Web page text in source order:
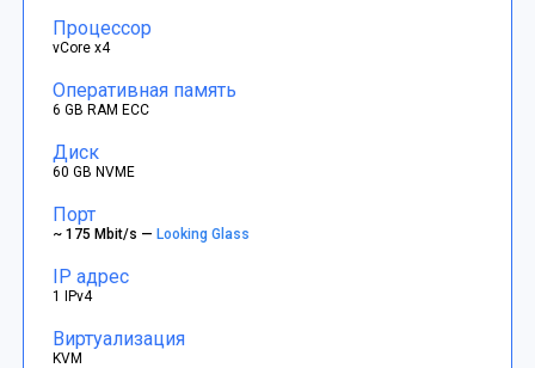
Процессор
vCore x4
Оперативная память
6 GB RAM ECC
Диск
60 GB NVME
Порт
~ 175 Mbit/s —Looking Glass
IP адрес
1 IPv4
Виртуализация
KVM